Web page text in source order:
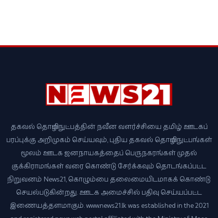
தகவல் தொழில்நுட்பத்தின் நவீன வளர்ச்சியை தமிழ் ஊடகப்
பரப்புக்கு அறிமுகம் செய்யவும், புதிய தகவல் தொழில்நுட்பங்கள்
மூலம் ஊடக ஜனநாயகத்தைப் பெருநகரங்கள் முதல்
குக்கிராமங்கள் வரை கொண்டு சேர்க்கவும் தொடங்கப்பட்ட
நிறுவனம் News21, கொழும்பை தலைமையிடமாகக் கொண்டு
செயல்படுகின்றது. ஊடக அமைச்சில் பதிவு செய்யப்பட்ட
இணையத்தளமாகும். www.news21.lk was established in the 2021